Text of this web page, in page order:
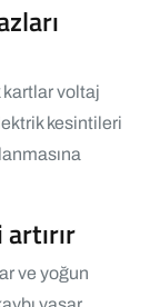
voltaj
kesintileri
ve yoğun